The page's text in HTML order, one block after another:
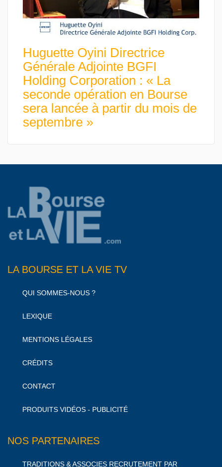
Huguette Oyini Directrice
Générale Adjointe BGFI
Holding Corporation : « La
seconde opération en Bourse
sera lancée à partir du mois de
septembre »
LA BOURSE ET LA VIE TV
QUI SOMMES-NOUS ?
LEXIQUE
MENTIONS LÉGALES
CRÉDITS
CONTACT
PRODUITS VIDÉOS - PUBLICITÉ
NOS PARTENAIRES
TRADITIONS & ASSOCIES RECRUTEMENT PAR